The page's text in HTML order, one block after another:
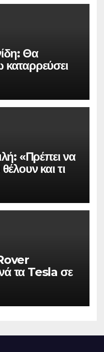
Θα
και να μην
«Πρέπει να
και τι
τα Tesla σε